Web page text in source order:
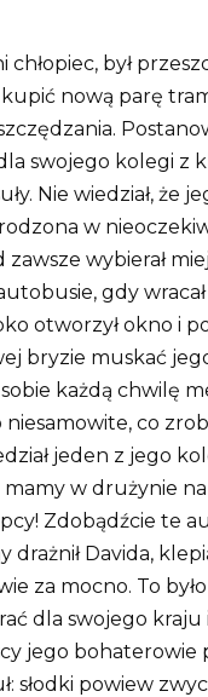
chłopiec, był
nową parę
swojego kolegi z
Nie wiedział, że
w
zawsze wybierał
gdy
otworzył okno i
bryzie muskać
każdą chwilę
niesamowite, co
jeden z jego
mamy w drużynie
Zdobądźcie te
drażnił Davida,
za mocno. To
dla swojego
jego bohaterowie
słodki powiew